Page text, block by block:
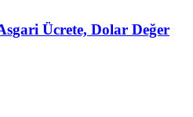
Ücrete, Dolar Değer